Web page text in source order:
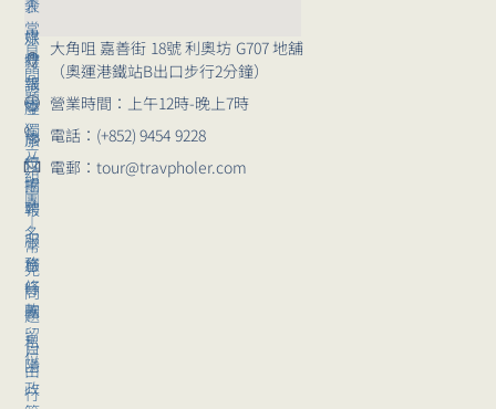
大角咀 嘉善街 18號 利奧坊 G707 地舖
（奧運港鐵站B出口步行2分鐘）
營業時間：上午12時-晚上7時
電話：(+852) 9454 9228
電郵：tour@travpholer.com
表
旅
行
講
座
旅
行
團
報
名
旅
行
團
留
位
常
見
問
題
獨
立
組
團
｜
常
見
問
題
自
由
行
媒
體
報
導
崗
位
招
聘
服
務
條
款
私
隱
政